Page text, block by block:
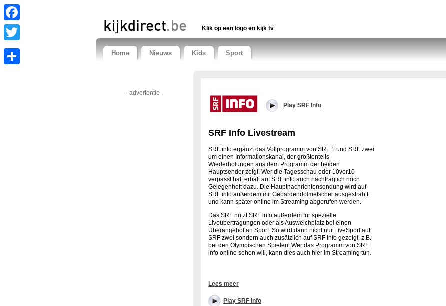
Facebook
Twitter
Klik op een logo en kijk tv
Home Nieuws Kids Sport
- advertentie -
Play SRF Info
SRF Info Livestream
SRF info ergänzt das Vollprogramm von SRF 1 und SRF zwei
um einen Informationskanal, der größtenteils
Wiederholungen aus dem Programm der beiden
Hauptsender zeigt. Wer die Tagesschau oder 10vor10
verpasst hat, erhält auf SRF info auch nachträglich noch
Gelegenheit dazu. Die Hauptnachrichtensendung wird auf
SRF info außerdem mit Gebärdendolmetscher ausgestrahlt
und kann später online im Streaming abgerufen werden.
Das SRF nutzt SRF info außerdem für spezielle
Liveübertragungen oder als Ausweichplatz bei einen
Überangebot an Sport. So wird dann nicht nur LiveSport auf
SRF zwei sondern auch zusätzlich auf SRF info gezeigt, z.B.
bei den Olympischen Spielen. Wer das Programm von SRF
info online sehen will, kann dies auch hier im Streaming tun.
Hier haben Sie in der Schweiz die Möglichkeit SRF info live am Computer zu schauen.
deutschschweizerische Informationsprogramm des Schweizer Fernsehens (SF). Der
Eigenproduktionen des Schweizer Fernsehens. Meistens sind Wiederholungen der
SRF 1 und SRF zwei im Programm.
Lees meer
Play SRF Info